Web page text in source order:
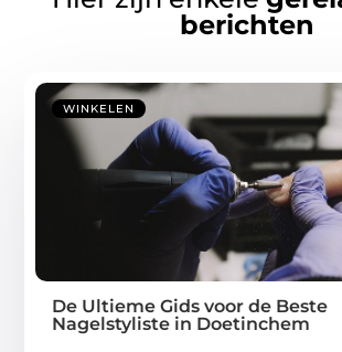
berichten
WINKELEN
De Ultieme Gids voor de Beste
Nagelstyliste in Doetinchem